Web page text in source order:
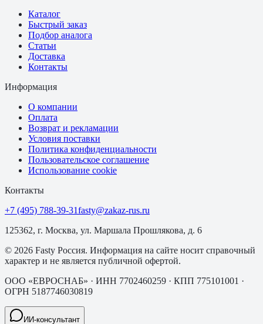
Каталог
Быстрый заказ
Подбор аналога
Статьи
Доставка
Контакты
Информация
О компании
Оплата
Возврат и рекламации
Условия поставки
Политика конфиденциальности
Пользовательское соглашение
Использование cookie
Контакты
+7 (495) 788-39-31fasty@zakaz-rus.ru
125362, г. Москва, ул. Маршала Прошлякова, д. 6
© 2026 Fasty Россия. Информация на сайте носит справочный
характер и не является публичной офертой.
ООО «ЕВРОСНАБ» · ИНН 7702460259 · КПП 775101001 ·
ОГРН 5187746030819
ИИ-консультант